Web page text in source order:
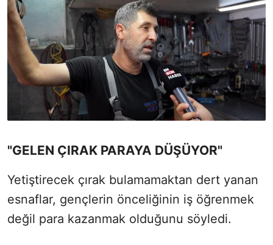
"GELEN ÇIRAK PARAYA DÜŞÜYOR"
Yetiştirecek çırak bulamamaktan dert yanan
esnaflar, gençlerin önceliğinin iş öğrenmek
değil para kazanmak olduğunu söyledi.